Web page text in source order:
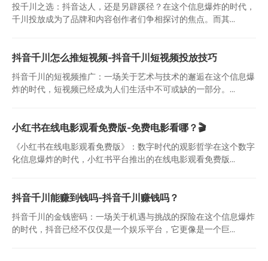
投千川之选：抖音达人，还是另辟蹊径？在这个信息爆炸的时代，
千川投放成为了品牌和内容创作者们争相探讨的焦点。而其...
抖音千川怎么推短视频-抖音千川短视频投放技巧
抖音千川的短视频推广：一场关于艺术与技术的邂逅在这个信息爆
炸的时代，短视频已经成为人们生活中不可或缺的一部分。...
小红书在线电影观看免费版-免费电影看哪？🎬
《小红书在线电影观看免费版》：数字时代的观影哲学在这个数字
化信息爆炸的时代，小红书平台推出的在线电影观看免费版...
抖音千川能赚到钱吗-抖音千川赚钱吗？
抖音千川的金钱密码：一场关于机遇与挑战的探险在这个信息爆炸
的时代，抖音已经不仅仅是一个娱乐平台，它更像是一个巨...